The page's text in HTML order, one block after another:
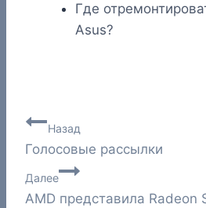
Где
Asus?
Навигация
по
записям
Назад
Голосовые рассылки
Далее
AMD представила Radeon